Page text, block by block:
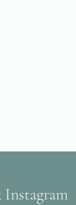
Instagram